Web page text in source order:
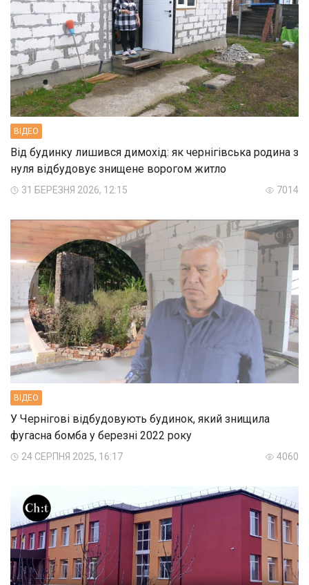
ВIДЕО
Від будинку лишився димохід: як чернігівська родина з
нуля відбудовує знищене ворогом житло
31 БЕРЕЗНЯ 2026, 12:15 7014
ВIДЕО
У Чернігові відбудовують будинок, який знищила
фугасна бомба у березні 2022 року
24 СЕРПНЯ 2025, 16:17 4060